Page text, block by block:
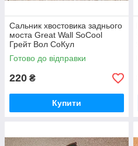
Сальник хвостовика заднього
моста Great Wall SoCool
Грейт Вол СоКул
Готово до відправки
220 ₴
Купити